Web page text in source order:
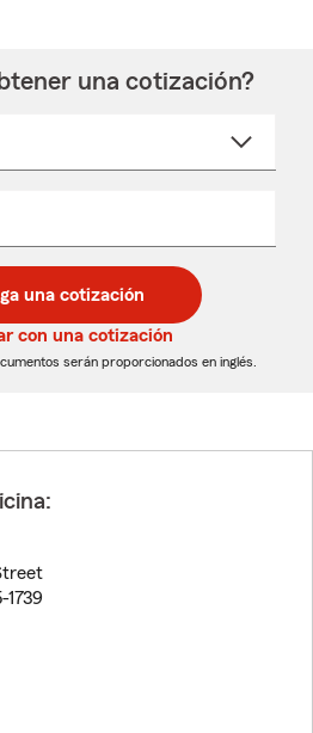
una cotización?
una cotización
con una cotización
serán proporcionados en inglés.
1739